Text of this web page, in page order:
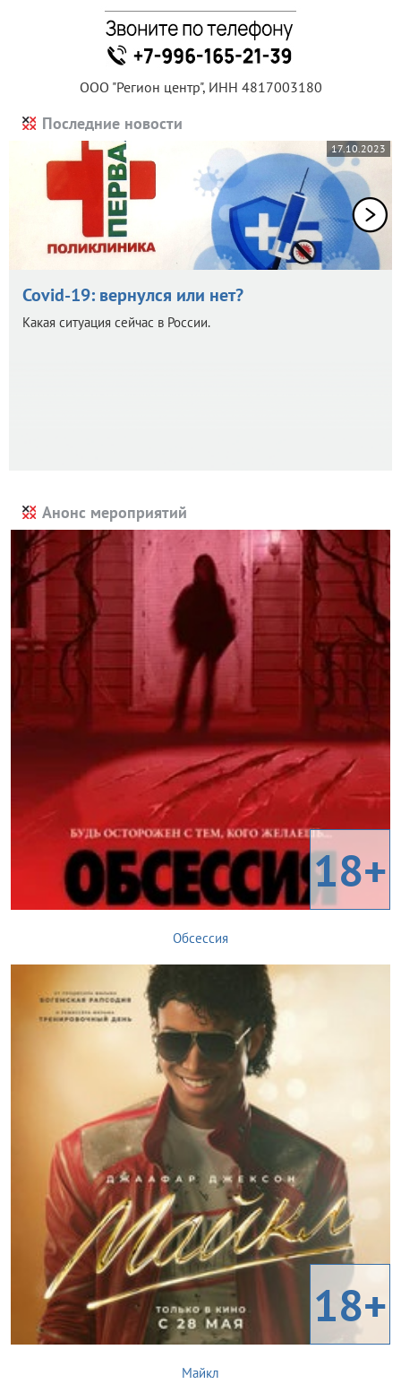
ООО "Регион центр", ИНН 4817003180
Последние новости
17.10.2023
Covid-19: вернулся или нет?
Какая ситуация сейчас в России.
Анонс мероприятий
18+
Обсессия
18+
Майкл